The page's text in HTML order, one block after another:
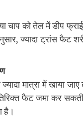
चाप को तेल में डीप
ज्यादा ट्रांस फैट
ज्यादा मात्रा में खाया
फैट जमा कर
है।